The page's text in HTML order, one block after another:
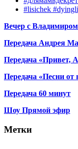
#lisichek
Вечер с
Передача Андрея
Передача «Привет,
Передача «Песни от
Передача 60 минут
Шоу Прямой эфир
Метки